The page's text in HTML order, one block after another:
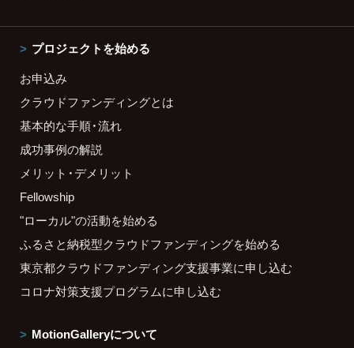
プロジェクトを始める
お申込み
クラウドファンディングとは
基本的な手順・流れ
成功事例の解説
メリット・デメリット
Fellowship
"ローカル"の活動を始める
ふるさと納税型クラウドファンディングを始める
東京都クラウドファンディング支援事業に申し込む
コロナ対策支援プログラムに申し込む
MotionGalleryについて